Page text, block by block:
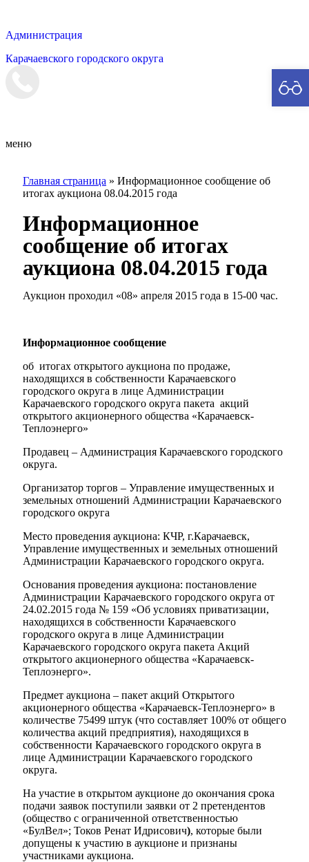
Администрация
Карачаевского городского округа
меню
Главная страница » Информационное сообщение об
итогах аукциона 08.04.2015 года
Информационное
сообщение об итогах
аукциона 08.04.2015 года
Аукцион проходил «08» апреля 2015 года в 15-00 час.
Информационное сообщение
об итогах открытого аукциона по продаже,
находящихся в собственности Карачаевского
городского округа в лице Администрации
Карачаевского городского округа пакета акций
открытого акционерного общества «Карачаевск-
Теплоэнерго»
Продавец – Администрация Карачаевского городского
округа.
Организатор торгов – Управление имущественных и
земельных отношений Администрации Карачаевского
городского округа
Место проведения аукциона: КЧР, г.Карачаевск,
Управление имущественных и земельных отношений
Администрации Карачаевского городского округа.
Основания проведения аукциона: постановление
Администрации Карачаевского городского округа от
24.02.2015 года № 159 «Об условиях приватизации,
находящихся в собственности Карачаевского
городского округа в лице Администрации
Карачаевского городского округа пакета Акций
открытого акционерного общества «Карачаевск-
Теплоэнерго».
Предмет аукциона – пакет акций Открытого
акционерного общества «Карачаевск-Теплоэнерго» в
количестве 75499 штук (что составляет 100% от общего
количества акций предприятия), находящихся в
собственности Карачаевского городского округа в
лице Администрации Карачаевского городского
округа.
На участие в открытом аукционе до окончания срока
подачи заявок поступили заявки от 2 претендентов
(общество с ограниченной ответственностью
«БулВел»; Токов Ренат Идрисович), которые были
допущены к участию в аукционе и признаны
участниками аукциона.
Мэр